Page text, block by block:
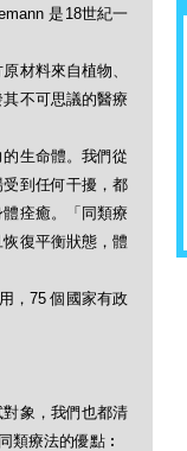
是18世紀一
材料來自植物、
不可思議的醫療
生命體。我們從
到任何干擾，都
痊癒。「同類療
復平衡狀態，體
，75 個國家有政
象，我們也都清
類療法的優點︰